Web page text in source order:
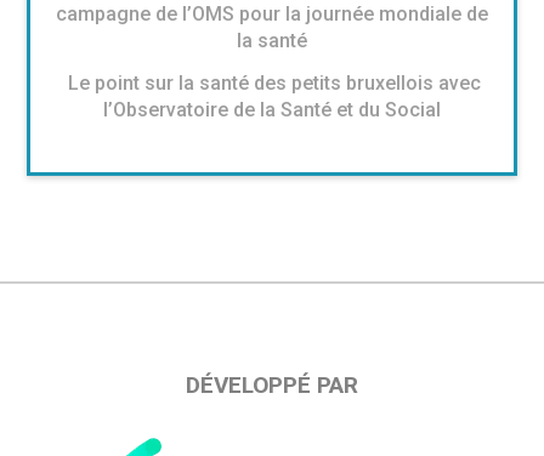
campagne de l’OMS pour la journée mondiale de
la santé
Le point sur la santé des petits bruxellois avec
l’Observatoire de la Santé et du Social
DÉVELOPPÉ PAR